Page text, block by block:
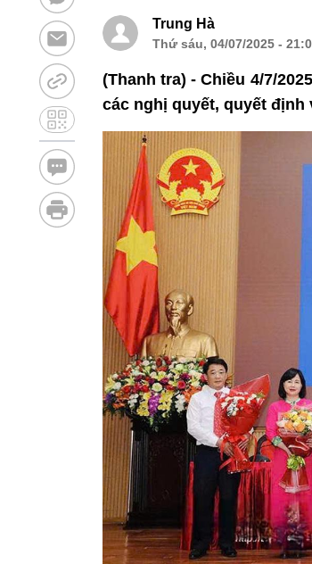
Trung Hà
Thứ sáu, 04/07/2025 -
(Thanh tra) - Chiều 4/7/
các nghị quyết, quyết định